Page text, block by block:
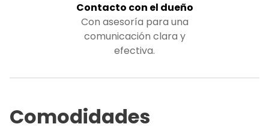
Contacto con el dueño
Con asesoría para una
comunicación clara y
efectiva.
Comodidades